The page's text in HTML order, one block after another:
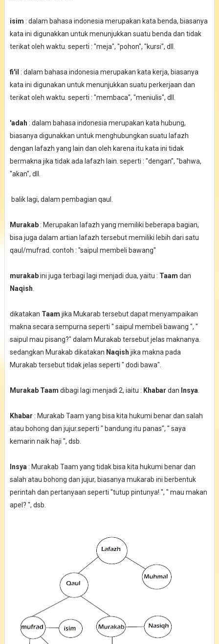
isim : dalam bahasa indonesia merupakan kata benda, biasanya
kata ini digunakkan untuk menunjukkan suatu benda dan tidak
terikat oleh waktu. seperti : "meja", "pohon", "kursi", dll.
fi'il : dalam bahasa indonesia merupakan kata kerja, biasanya
kata ini digunakan untuk menunjukkan suatu perkerjaan dan
terikat oleh waktu. seperti : "membaca", "meniulis", dll.
'adah : dalam bahasa indonesia merupakan kata hubung,
biasanya digunakkan untuk menghubungkan suatu lafazh
dengan lafazh yang lain dan oleh karena itu kata ini tidak
bermakna jika tidak ada lafazh lain. seperti : "dengan", "bahwa,
"akan", dll.
balik lagi, dalam pembagian qaul.
Murakab: Merupakan lafazh yang memiliki beberapa bagian,
bisa juga dalam artian lafazh tersebut memiliki lebih dari satu
qaul/mufrad. contoh : "saipul membeli bawang"
murakabini juga terbagi lagi menjadi dua, yaitu : Taam dan
Naqish
dikatakan Taam jika Mukarab tersebut dapat menyampaikan
makna secara sempurna seperti " saipul membeli bawang ", "
saipul mau pisang?" dalam Murakab tersebut jelas maknanya.
sedangkan Murakab dikatakan Naqish jika makna pada
Murakab tersebut tidak jelas seperti " dodi bawa".
Murakab Taam dibagi lagi menjadi 2, iaitu : Khabar dan Insya
Khabar : Murakab Taam yang bisa kita hukumi benar dan salah
atau bohong dan jujur.seperti " bandung itu panas", " saya
kemarin naik haji ", dsb.
Insya : Murakab Taam yang tidak bisa kita hukumi benar dan
salah atau bohong dan jujur, biasanya mukarab ini berbentuk
perintah dan pertanyaan seperti "tutup pintunya! ", " mau makan
apel? ", dsb.